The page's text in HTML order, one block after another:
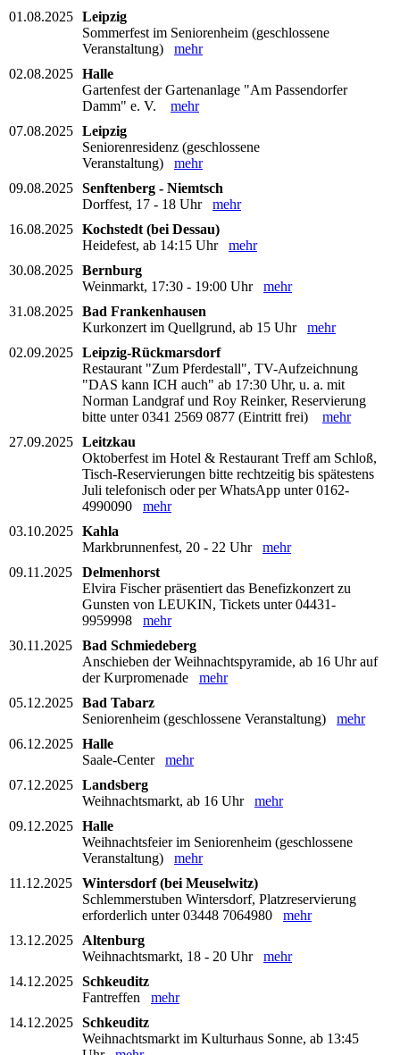
01.08.2025 Leipzig
Sommerfest im Seniorenheim (geschlossene
Veranstaltung) mehr
02.08.2025 Halle
Gartenfest der Gartenanlage "Am Passendorfer
Damm" e. V. mehr
07.08.2025 Leipzig
Seniorenresidenz (geschlossene
Veranstaltung) mehr
09.08.2025 Senftenberg - Niemtsch
Dorffest, 17 - 18 Uhr mehr
16.08.2025 Kochstedt (bei Dessau)
Heidefest, ab 14:15 Uhr mehr
30.08.2025 Bernburg
Weinmarkt, 17:30 - 19:00 Uhr mehr
31.08.2025 Bad Frankenhausen
Kurkonzert im Quellgrund, ab 15 Uhr mehr
02.09.2025 Leipzig-Rückmarsdorf
Restaurant "Zum Pferdestall", TV-Aufzeichnung
"DAS kann ICH auch" ab 17:30 Uhr, u. a. mit
Norman Landgraf und Roy Reinker, Reservierung
bitte unter 0341 2569 0877 (Eintritt frei) mehr
27.09.2025 Leitzkau
Oktoberfest im Hotel & Restaurant Treff am Schloß,
Tisch-Reservierungen bitte rechtzeitig bis spätestens
Juli telefonisch oder per WhatsApp unter 0162-
4990090 mehr
03.10.2025 Kahla
Markbrunnenfest, 20 - 22 Uhr mehr
09.11.2025
Delmenhorst
Elvira Fischer präsentiert das Benefizkonzert zu
Gunsten von LEUKIN, Tickets unter 04431-
9959998 mehr
30.11.2025
Bad Schmiedeberg
Anschieben der Weihnachtspyramide, ab 16 Uhr auf
der Kurpromenade mehr
05.12.2025 Bad Tabarz
Seniorenheim (geschlossene Veranstaltung) mehr
06.12.2025 Halle
Saale-Center mehr
07.12.2025 Landsberg
Weihnachtsmarkt, ab 16 Uhr mehr
09.12.2025 Halle
Weihnachtsfeier im Seniorenheim (geschlossene
Veranstaltung) mehr
11.12.2025
Wintersdorf (bei Meuselwitz)
Schlemmerstuben Wintersdorf, Platzreservierung
erforderlich unter 03448 7064980 mehr
13.12.2025
Altenburg
Weihnachtsmarkt, 18 - 20 Uhr mehr
14.12.2025 Schkeuditz
Fantreffen mehr
14.12.2025 Schkeuditz
Weihnachtsmarkt im Kulturhaus Sonne, ab 13:45